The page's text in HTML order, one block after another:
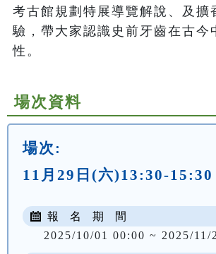
考古館規劃特展導覽解說、及擴
驗，帶大家認識史前牙齒在古今
性。
場次資料
場次:
11月29日(六)13:30-15:30
報 名 期 間
2025/10/01 00:00 ~ 2025/11/